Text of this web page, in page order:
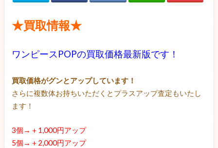
★買取情報★
ワンピースPOPの買取価格最新版です！
買取価格がグンとアップしています！
さらに複数体お持ちいただくとプラスアップ査定もいたし
ます！
3個→＋1,000円アップ
5個→＋2,000円アップ